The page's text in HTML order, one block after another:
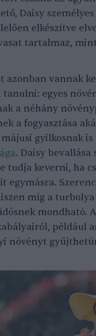
Daisy
elkészítve
tartalmaz,
vannak
egyes
a néhány
a fogyasztása
gyilkosnak
. Daisy
tudja keverni, ha
egymásra.
míg a turbolya
mondható.
például
növényt